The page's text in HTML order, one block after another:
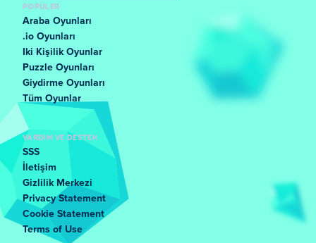
POPÜLER
Araba Oyunları
.io Oyunları
Iki Kişilik Oyunlar
Puzzle Oyunları
Giydirme Oyunları
Tüm Oyunlar
YARDIM VE DESTEK
SSS
İletişim
Gizlilik Merkezi
Privacy Statement
Cookie Statement
Terms of Use